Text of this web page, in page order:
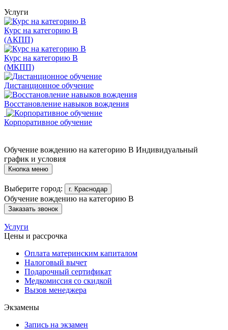
Услуги
Курс на категорию В
(АКПП)
Курс на категорию В
(МКПП)
Дистанционное обучение
Восстановление навыков вождения
Корпоративное обучение
Обучение вождению на категорию B Индивидуальный
график и условия
Кнопка меню
Выберите город: г. Краснодар
Обучение вождению на категорию B
Заказать звонок
Услуги
Цены и рассрочка
Оплата материнским капиталом
Налоговый вычет
Подарочный сертификат
Медкомиссия со скидкой
Вызов менеджера
Экзамены
Запись на экзамен